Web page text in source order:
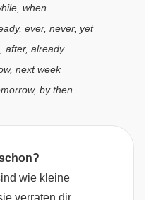
when
ever, never, yet
after, already
next week
by then
wie kleine
verraten dir